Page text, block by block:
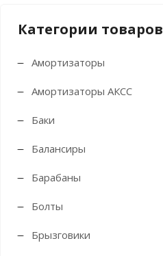
Категории товаров
Амортизаторы
Амортизаторы АКСС
Баки
Балансиры
Барабаны
Болты
Брызговики